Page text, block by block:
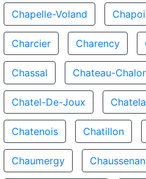
Chapelle-Voland
Charcier Charency
Chassal Chateau-
Chatel-De-Joux
Chatenois Chatillon
Chaumergy